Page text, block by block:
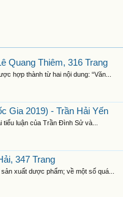
Quang Thiêm, 316 Trang
hợp thành từ hai nội dung: “Văn...
Gia 2019) - Trần Hải Yến
luận của Trần Đình Sử và...
347 Trang
xuất dược phẩm; về một số quá...